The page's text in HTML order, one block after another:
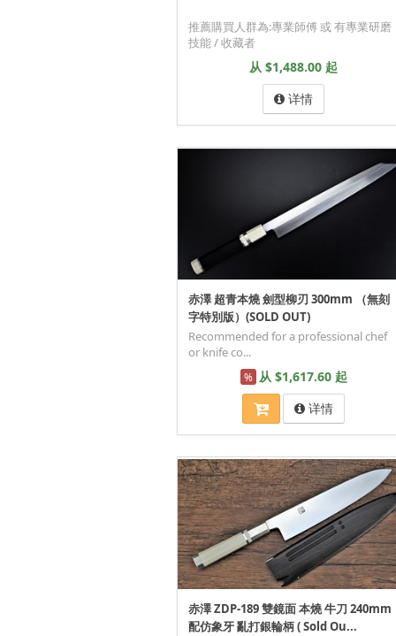
推薦購買人群為:專業師傅 或 有專業研磨
技能 / 收藏者
从 $1,488.00 起
详情
赤澤 超青本燒 劍型柳刃 300mm （無刻
字特別版）(SOLD OUT)
Recommended for a professional chef
or knife co...
% 从 $1,617.60 起
详情
赤澤 ZDP-189 雙鏡面 本燒 牛刀 240mm
配仿象牙 亂打銀輪柄 ( Sold Ou...